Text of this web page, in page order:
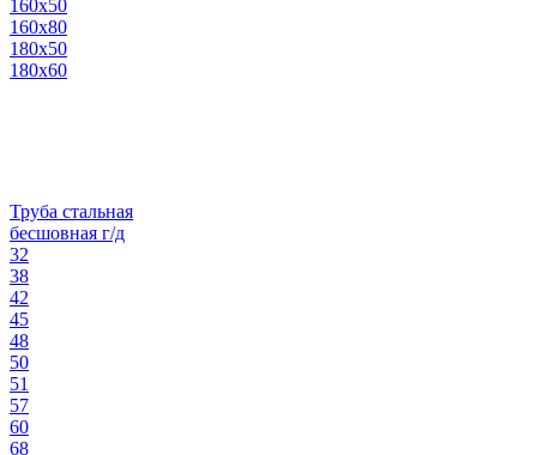
160х50
160х80
180х50
180х60
Труба стальная
бесшовная г/д
32
38
42
45
48
50
51
57
60
68